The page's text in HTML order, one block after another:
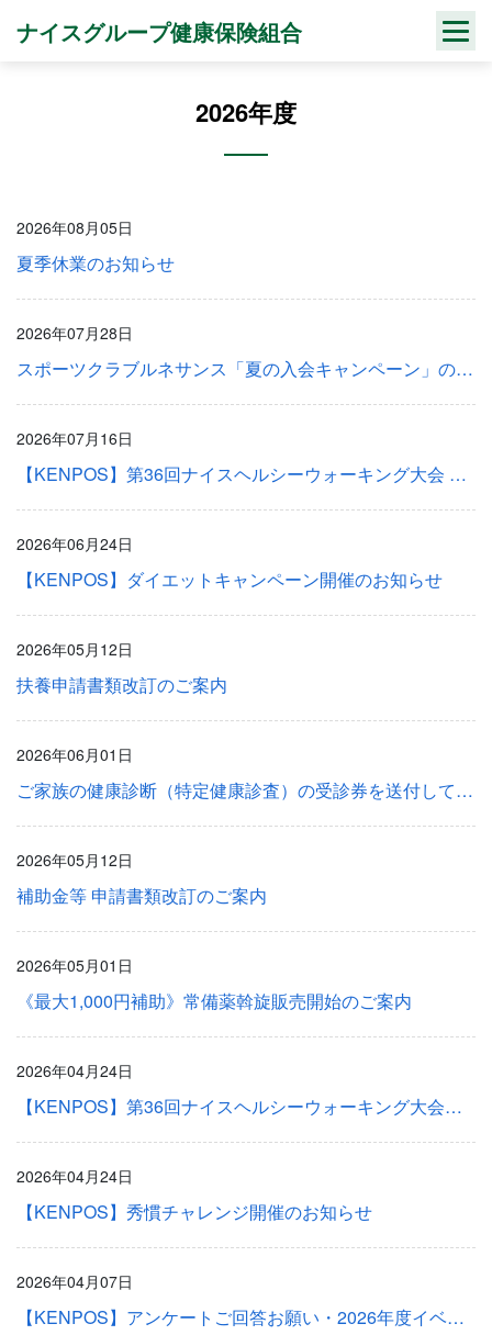
ナイスグループ健康保険組合
2026年度
2026年08月05日
夏季休業のお知らせ
2026年07月28日
スポーツクラブルネサンス「夏の入会キャンペーン」のご案内
2026年07月16日
【KENPOS】第36回ナイスヘルシーウォーキング大会 団体戦結果発表！
2026年06月24日
【KENPOS】ダイエットキャンペーン開催のお知らせ
2026年05月12日
扶養申請書類改訂のご案内
2026年06月01日
ご家族の健康診断（特定健康診査）の受診券を送付しております
2026年05月12日
補助金等 申請書類改訂のご案内
2026年05月01日
《最大1,000円補助》常備薬斡旋販売開始のご案内
2026年04月24日
【KENPOS】第36回ナイスヘルシーウォーキング大会開催のお知らせ
2026年04月24日
【KENPOS】秀慣チャレンジ開催のお知らせ
2026年04月07日
【KENPOS】アンケートご回答お願い・2026年度イベントスケジュールのご案内